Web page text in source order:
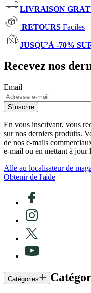
LIVRAISON
RETOURS Faciles
JUSQU’À -70%
Recevez nos
Email
S'inscrire
En vous inscrivant, vous
sur nos derniers produits.
de nos e-mails
e-mail ou en mettant à jour
Alle au localisateur de
Obtenir de l'aide
Catégories